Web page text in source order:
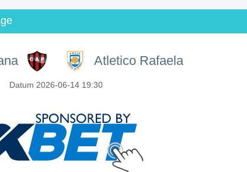
Atletico Rafaela
Datum 2026-06-14 19:30